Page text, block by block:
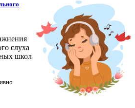
слуха
школ